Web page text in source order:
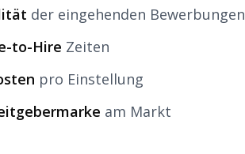
der eingehenden Bewerbungen
to-Hire Zeiten
pro Einstellung
am Markt